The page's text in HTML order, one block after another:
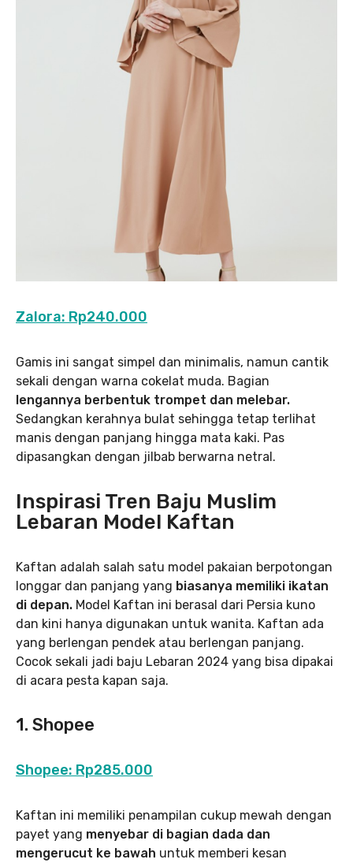
Zalora: Rp240.000
Gamis ini sangat simpel dan minimalis, namun cantik
sekali dengan warna cokelat muda. Bagian
lengannya berbentuk trompet dan melebar.
Sedangkan kerahnya bulat sehingga tetap terlihat
manis dengan panjang hingga mata kaki. Pas
dipasangkan dengan jilbab berwarna netral.
Inspirasi Tren Baju Muslim
Lebaran Model Kaftan
Kaftan adalah salah satu model pakaian berpotongan
longgar dan panjang yang biasanya memiliki ikatan
di depan. Model Kaftan ini berasal dari Persia kuno
dan kini hanya digunakan untuk wanita. Kaftan ada
yang berlengan pendek atau berlengan panjang.
Cocok sekali jadi baju Lebaran 2024 yang bisa dipakai
di acara pesta kapan saja.
1. Shopee
Shopee: Rp285.000
Kaftan ini memiliki penampilan cukup mewah dengan
payet yang menyebar di bagian dada dan
mengerucut ke bawah untuk memberi kesan